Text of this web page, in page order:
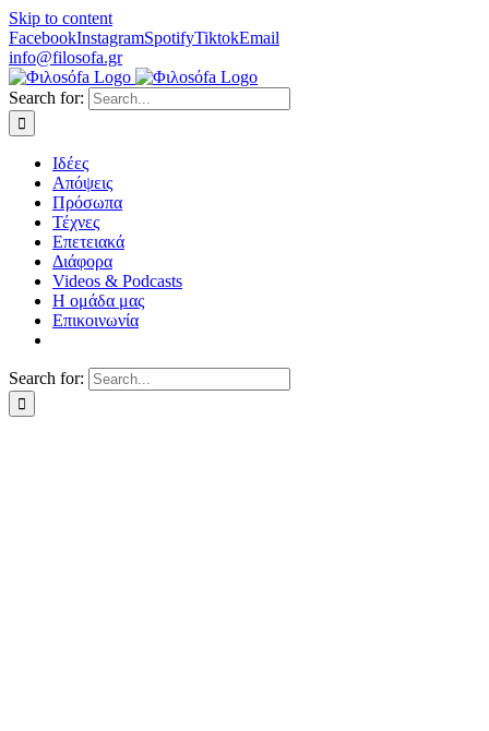
Skip to content
FacebookInstagramSpotifyTiktokEmail
info@filosofa.gr
Search for:
Ιδέες
Απόψεις
Πρόσωπα
Τέχνες
Επετειακά
Διάφορα
Videos & Podcasts
Η ομάδα μας
Επικοινωνία
Search for: